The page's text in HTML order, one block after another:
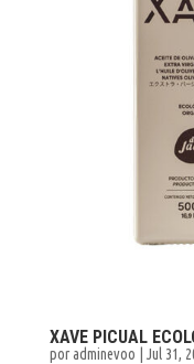
XAVE PICUAL
poradminevoo | Jul 31,